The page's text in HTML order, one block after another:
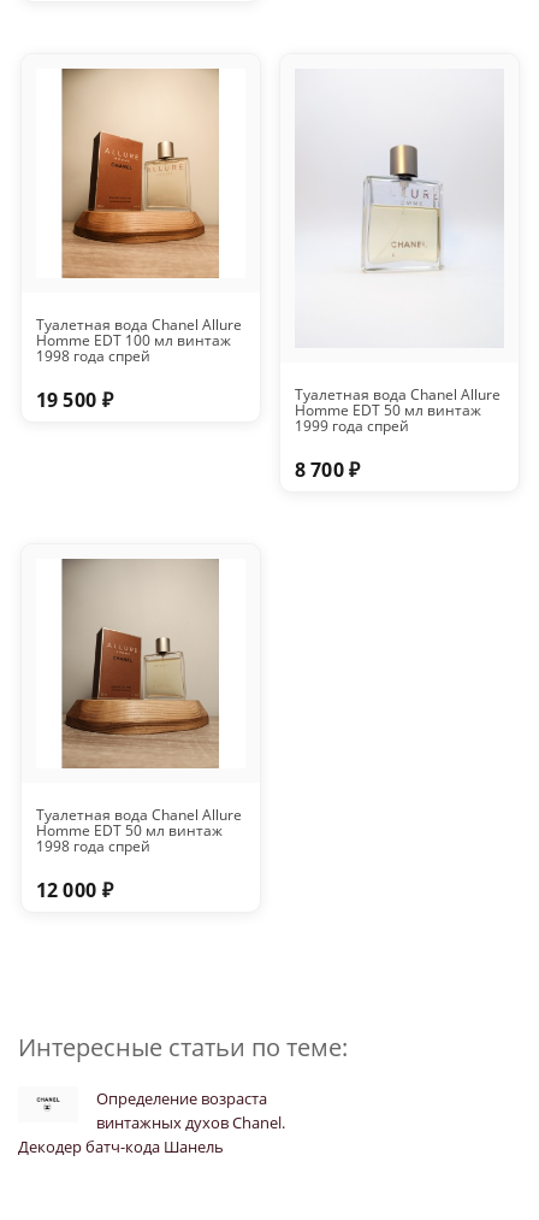
Туалетная вода Chanel Allure
Homme EDT 100 мл винтаж
1998 года спрей
19 500 ₽ Туалетная вода Chanel Allure
Homme EDT 50 мл винтаж
1999 года спрей
8 700 ₽
Туалетная вода Chanel Allure
Homme EDT 50 мл винтаж
1998 года спрей
12 000 ₽
Интересные статьи по теме:
Определение возраста
винтажных духов Chanel.
Декодер батч-кода Шанель